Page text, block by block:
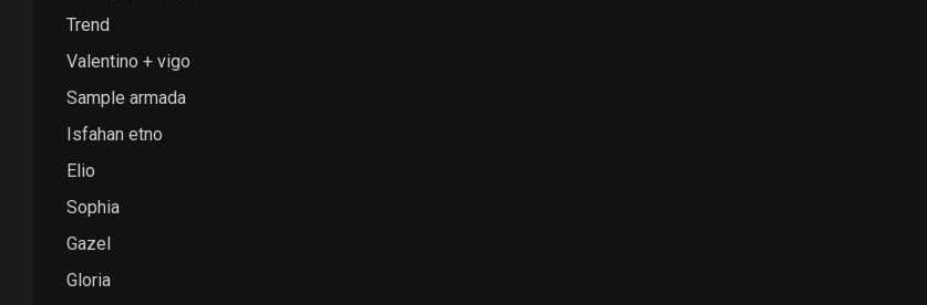
Trend
Valentino + vigo
Sample armada
Isfahan etno
Elio
Sophia
Gazel
Gloria